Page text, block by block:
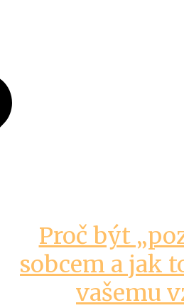
Proč být
sobcem a jak
vašemu